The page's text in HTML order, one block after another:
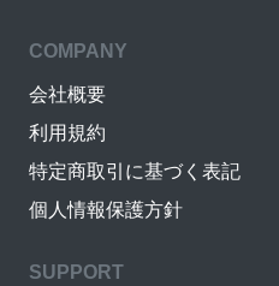
COMPANY
会社概要
利用規約
特定商取引に基づく表記
個人情報保護方針
SUPPORT